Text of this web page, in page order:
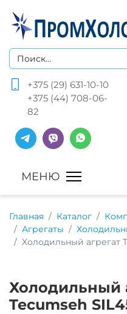
+375 (29) 631-10-10
+375 (44) 708-06-
82
Главная Каталог
Агрегаты
Холодильный агрегат
Холодильный
Tecumseh